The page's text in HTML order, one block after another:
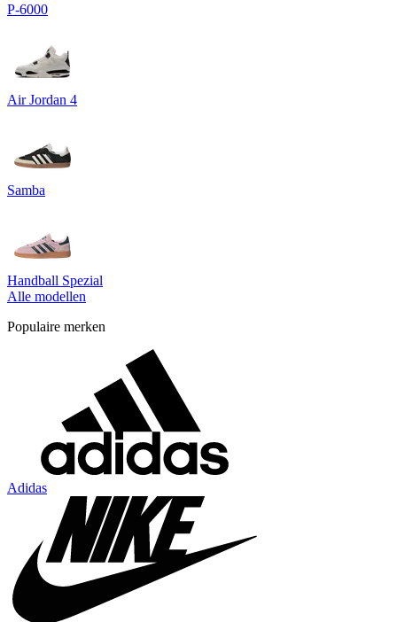
P-6000
Air Jordan 4
Samba
Handball Spezial
Alle modellen
Populaire merken
Adidas